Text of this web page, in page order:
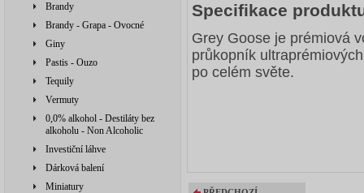
Brandy
Brandy - Grapa - Ovocné
Giny
Pastis - Ouzo
Tequily
Vermuty
0,0% alkohol - Destiláty bez
alkoholu - Non Alcoholic
Investiční láhve
Dárková balení
Miniatury
Specifikace
Grey Goose je prémiová
průkopník
po celém světe.